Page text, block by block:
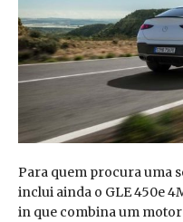
Para quem procura uma
inclui ainda o GLE 450e
in que combina um